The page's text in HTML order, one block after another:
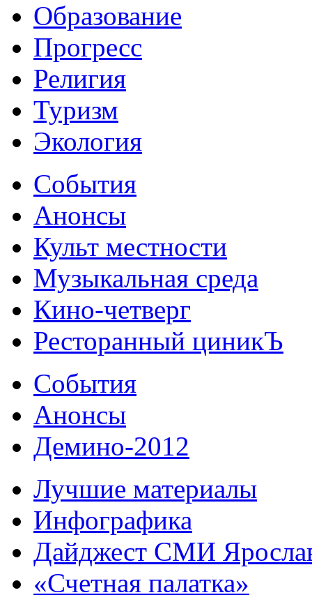
Образование
Прогресс
Религия
Туризм
Экология
События
Анонсы
Культ местности
Музыкальная среда
Кино-четверг
Ресторанный циникЪ
События
Анонсы
Демино-2012
Лучшие материалы
Инфографика
Дайджест СМИ
«Счетная палатка»